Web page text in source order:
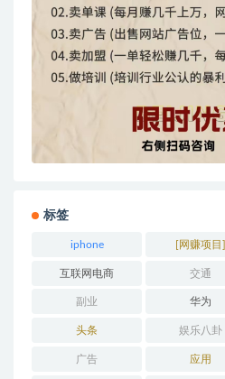
标签
iphone [网赚项目]
互联网电商 交通
副业 华为
头条 娱乐八卦
广告 应用